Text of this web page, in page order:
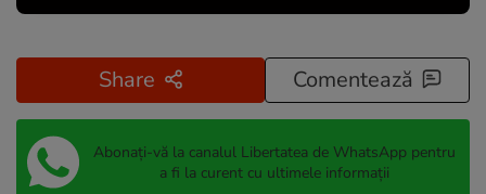
Share Comentează
Abonați-vă la canalul Libertatea de WhatsApp pentru
a fi la curent cu ultimele informații